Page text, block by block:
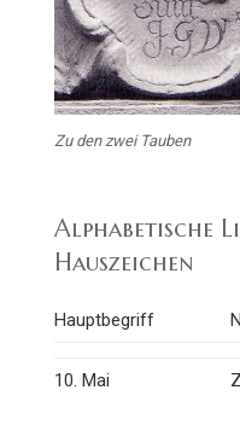
Zu den zwei Tauben
Alphabetische
Hauszeichen
Hauptbegriff
10. Mai